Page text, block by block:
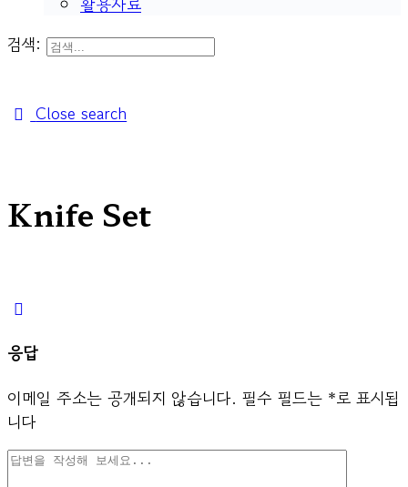
검색:
Close search
Knife Set
응답
이메일 주소는 공개되지 않습니다. 필수 필드는 *로 표시됩
니다